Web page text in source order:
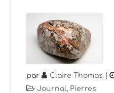
par Claire Thomas |
Journal, Pierres